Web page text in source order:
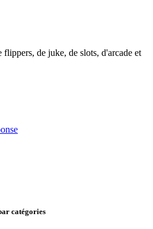
de juke, de slots, d'arcade et
catégories